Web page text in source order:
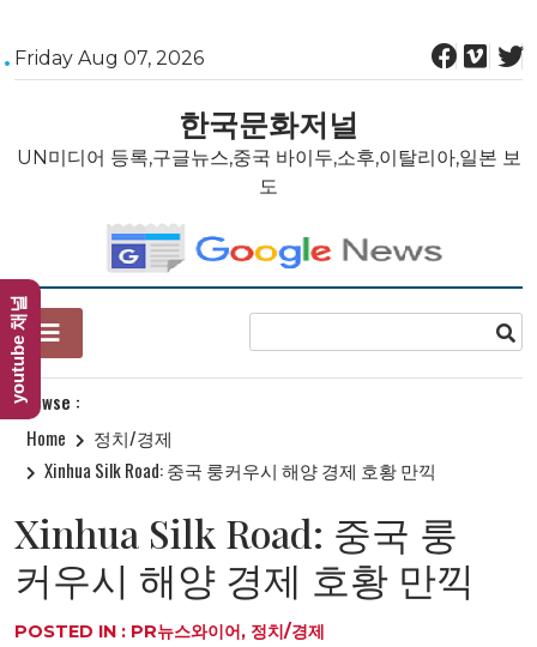
Skip
to
Friday Aug 07, 2026
한국문화저널
UN미디어 등록,구글뉴스,중국 바이두,소후,이탈리아,일본 보
도
Browse :
Home
정치/경제
Xinhua Silk Road: 중국 룽커우시 해양 경제 호황 만끽
Xinhua Silk Road: 중국 룽
커우시 해양 경제 호황 만끽
POSTED IN : PR뉴스와이어, 정치/경제
youtube 채널